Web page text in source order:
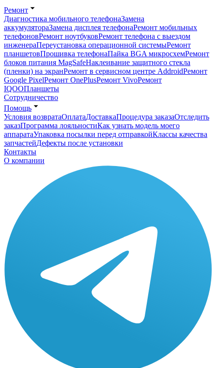
Ремонт
Диагностика мобильного телефонаЗамена
аккумулятораЗамена дисплея телефонаРемонт мобильных
телефоновРемонт ноутбуковРемонт телефона с выездом
инженераПереустановка операционной системыРемонт
планшетовПрошивка телефонаПайка BGA микросхемРемонт
блоков питания MagSafeНаклеивание защитного стекла
(пленки) на экранРемонт в сервисном центре AddroidРемонт
Google PixelРемонт OnePlusРемонт VivoРемонт
IQOOПланшеты
Сотрудничество
Помощь
Условия возвратаОплатаДоставкаПроцедура заказаОтследить
заказПрограмма лояльностиКак узнать модель моего
аппаратаУпаковка посылки перед отправкойКлассы качества
запчастейДефекты после установки
Контакты
О компании